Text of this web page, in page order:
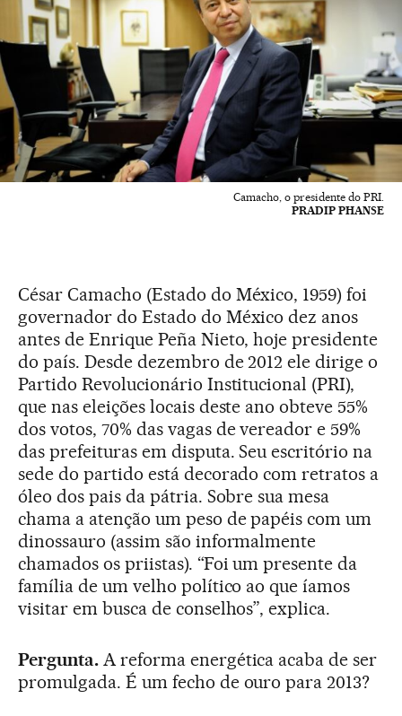
Camacho, o presidente do PRI.
PRADIP PHANSE
César Camacho (Estado do México, 1959) foi
governador do Estado do México dez anos
antes de Enrique Peña Nieto, hoje presidente
do país. Desde dezembro de 2012 ele dirige o
Partido Revolucionário Institucional (PRI),
que nas eleições locais deste ano obteve 55%
dos votos, 70% das vagas de vereador e 59%
das prefeituras em disputa. Seu escritório na
sede do partido está decorado com retratos a
óleo dos pais da pátria. Sobre sua mesa
chama a atenção um peso de papéis com um
dinossauro (assim são informalmente
chamados os priistas). “Foi um presente da
família de um velho político ao que íamos
visitar em busca de conselhos”, explica.
Pergunta.A reforma energética acaba de ser
promulgada. É um fecho de ouro para 2013?